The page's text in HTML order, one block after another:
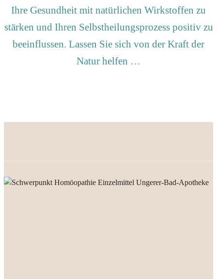
Ihre Gesundheit mit natürlichen Wirkstoffen zu
stärken und Ihren Selbstheilungsprozess positiv zu
beeinflussen. Lassen Sie sich von der Kraft der
Natur helfen …